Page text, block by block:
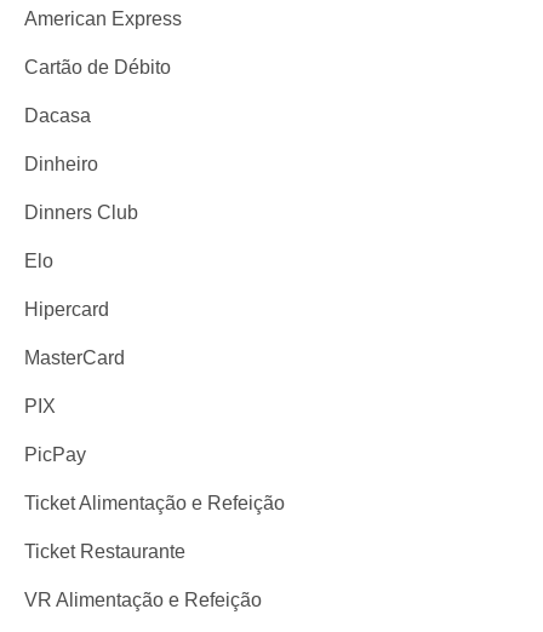
American Express
Cartão de Débito
Dacasa
Dinheiro
Dinners Club
Elo
Hipercard
MasterCard
PIX
PicPay
Ticket Alimentação e Refeição
Ticket Restaurante
VR Alimentação e Refeição